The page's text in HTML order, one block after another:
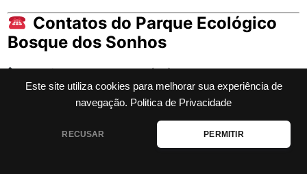
Este site utiliza cookies para melhorar sua experiência de
navegação. Politica de Privacidade
RECUSAR PERMITIR
Contatos do Parque Ecológico
Bosque dos Sonhos
Telefone e WhatsApp:(83) 99864-5073
Telefone:(83) 3218‑9850
secretariadeturismo.jp@gmail.com